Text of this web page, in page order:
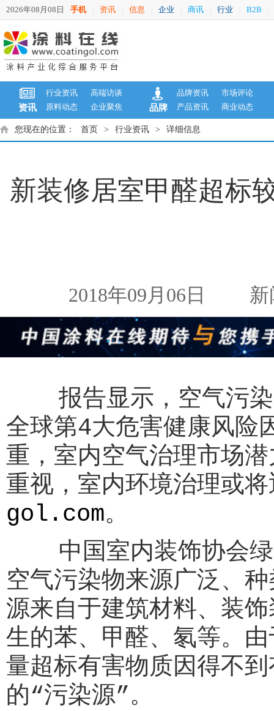
2026年08月08日 手机 资讯 信息 企业 商讯 行业 B2B
资讯
行业资讯
高端访谈
原料动态
企业聚焦 品牌
品牌资讯
市场评论
产品资讯
商业动态
您现在的位置： 首页 > 行业资讯 > 详细信息
新装修居室甲醛超标
2018年09月06日 新
报告显示，空气污染
全球第4大危害健康风险
重，室内空气治理市场
重视，室内环境治理或
gol.com。
中国室内装饰协会绿
空气污染物来源广泛、
源来自于建筑材料、装
生的苯、甲醛、氡等。
量超标有害物质因得不
的“污染源”。